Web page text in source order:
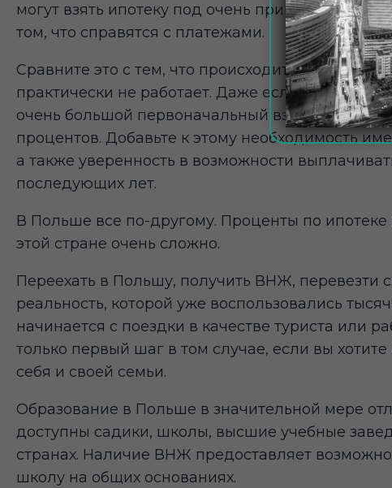
могут взять ипотеку под очень
том, что справятся с платежами.
Сравните это с тем, что происходит в Украине.
практически не работает. Даже если ипотека и
очень большой первоначальный взнос, а также
процентов. Добавьте к этому необходимость
а также уверенность в возможности
последующих лет.
В Польше все по-другому. Проценты по ипотеке
этой стране очень сложно.
Переехать в Польшу, получить ВНЖ, перевезти
реальность, которой уже воспользовались
начинается с поездки в качестве туриста или
только первый шаг в том случае, если вы
себя и своей семьи.
Образование в Польше в значительной мере
доступны садики, школы, высшие учебные
странах. Наличие ВНЖ предоставляет
школу на общих основаниях.